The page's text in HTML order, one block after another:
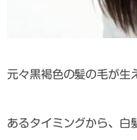
元々黒褐色の髪の毛が生
あるタイミングから、白